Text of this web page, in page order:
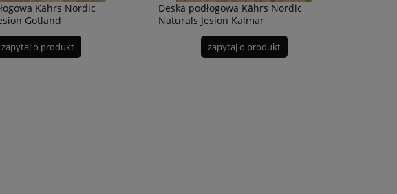
Kährs Nordic
Gotland
zapytaj o produkt
Deska podłogowa Kährs Nordic
Naturals Jesion Kalmar
zapytaj o produkt